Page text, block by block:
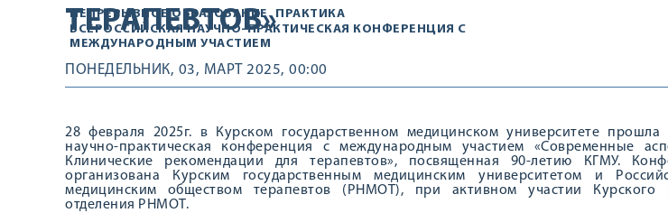
ТЕРАПЕВТОВ»
НЕПРЕРЫВНОЕ ОБРАЗОВАНИЕ
ПРАКТИКА
ВСЕРОССИЙСКАЯ НАУЧНО-ПРАКТИЧЕСКАЯ КОНФЕРЕНЦИЯ С
МЕЖДУНАРОДНЫМ УЧАСТИЕМ
ПОНЕДЕЛЬНИК, 03, МАРТ 2025, 00:00
28 февраля 2025г. в Курском государственном медицинском университете прошла
научно-практическая конференция с международным участием «Современные
Клинические рекомендации для терапевтов», посвященная 90-летию КГМУ.
организована Курским государственным медицинским университетом и
медицинским обществом терапевтов (РНМОТ), при активном участии Курского
отделения РНМОТ.